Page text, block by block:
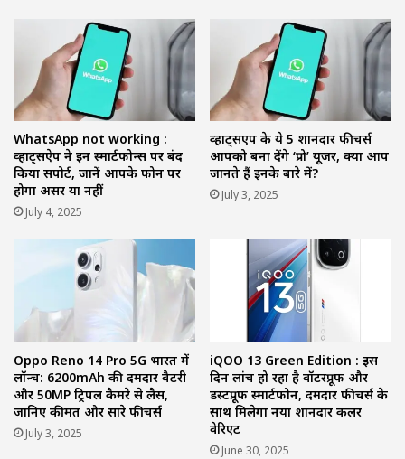
WhatsApp not working :
व्हाट्सऐप ने इन स्मार्टफोन्स पर बंद
किया सपोर्ट, जानें आपके फोन पर
होगा असर या नहीं
July 4, 2025
व्हाट्सएप के ये 5 शानदार फीचर्स
आपको बना देंगे ‘प्रो’ यूजर, क्या आप
जानते हैं इनके बारे में?
July 3, 2025
Oppo Reno 14 Pro 5G भारत में
लॉन्च: 6200mAh की दमदार बैटरी
और 50MP ट्रिपल कैमरे से लैस,
जानिए कीमत और सारे फीचर्स
July 3, 2025
iQOO 13 Green Edition : इस
दिन लांच हो रहा है वॉटरप्रूफ और
डस्टप्रूफ स्मार्टफोन, दमदार फीचर्स के
साथ मिलेगा नया शानदार कलर
वेरिएंट
June 30, 2025